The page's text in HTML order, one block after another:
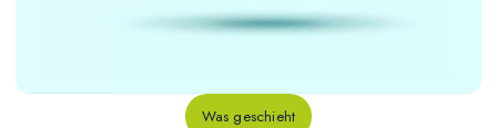
Was geschieht